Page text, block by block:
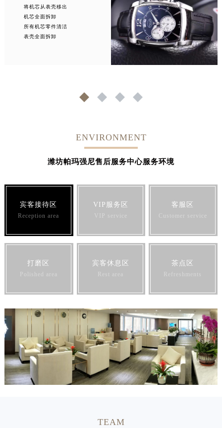
将机芯从表壳移出
机芯全面拆卸
所有机芯零件清洁
表壳全面拆卸
1 2 3 4
ENVIRONMENT
潍坊帕玛强尼售后服务中心服务环境
宾客接待区
Reception area
VIP服务区
VIP service
客服区
Customer service
打磨区
Polished area
宾客休息区
Rest area
茶点区
Refreshments
TEAM